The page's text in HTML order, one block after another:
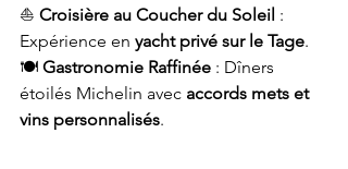
⛵ Croisière au Coucher du Soleil :
Expérience en yacht privé sur le Tage.
🍽️ Gastronomie Raffinée : Dîners
étoilés Michelin avec accords mets et
vins personnalisés.